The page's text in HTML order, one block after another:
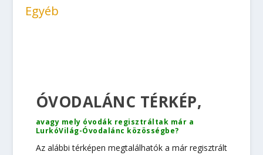
Egyéb
ÓVODALÁNC TÉRKÉP,
avagy mely óvodák regisztráltak már a
LurkóVilág-Óvodalánc közösségbe?
Az alábbi térképen megtalálhatók a már regisztrált